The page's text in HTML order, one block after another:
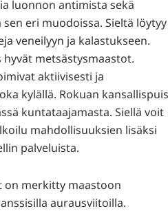
luonnon antimista sekä
eri muodoissa. Sieltä löytyy
veneilyyn ja kalastukseen.
hyvät metsästysmaastot.
aktiivisesti ja
kylällä. Rokuan
kuntataajamasta. Siellä voit
mahdollisuuksien lisäksi
palveluista.
on merkitty maastoon
aurausviitoilla.